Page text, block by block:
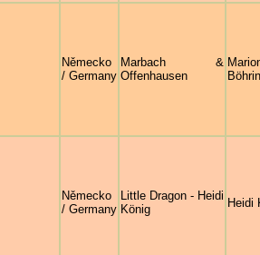
Německo
/ Germany
Marbach &
Offenhausen
Německo
/ Germany
Little Dragon - Heidi
König
Heidi